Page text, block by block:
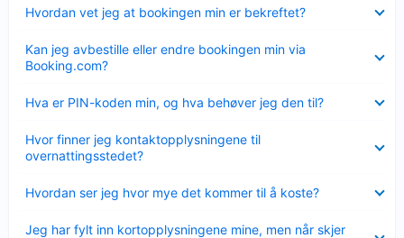
Hvordan vet jeg at bookingen min er bekreftet?
mindre
Kan jeg avbestille eller endre bookingen min via
Booking.com?
mindre
Hva er PIN-koden min, og hva behøver jeg den til?
mindre
Hvor finner jeg kontaktopplysningene til
overnattingsstedet?
mindre
Hvordan ser jeg hvor mye det kommer til å koste?
mindre
Jeg har fylt inn kortopplysningene mine, men når skjer
mindre